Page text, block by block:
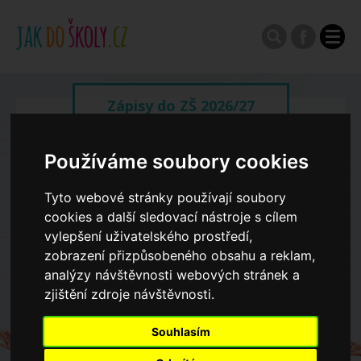
Používáme soubory cookies
Tyto webové stránky používají soubory
cookies a další sledovací nástroje s cílem
vylepšení uživatelského prostředí,
zobrazení přizpůsobeného obsahu a reklam,
analýzy návštěvnosti webových stránek a
zjištění zdroje návštěvnosti.
Souhlasím
Zápisy do ZŠ 2026/27
Výroční zprávy
Spádové oblasti ZŠ
Koncepce školství
Dny otevřených dveří ZŠ